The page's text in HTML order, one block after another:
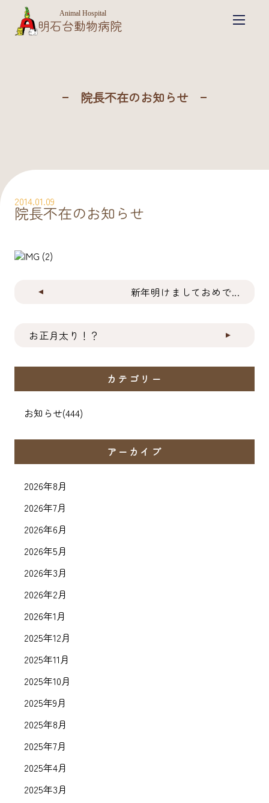
Animal Hospital
明石台動物病院
院長不在のお知らせ
2014.01.09
院長不在のお知らせ
新年明けましておめで...
お正月太り！？
カテゴリー
お知らせ(444)
アーカイブ
2026年8月
2026年7月
2026年6月
2026年5月
2026年3月
2026年2月
2026年1月
2025年12月
2025年11月
2025年10月
2025年9月
2025年8月
2025年7月
2025年4月
2025年3月